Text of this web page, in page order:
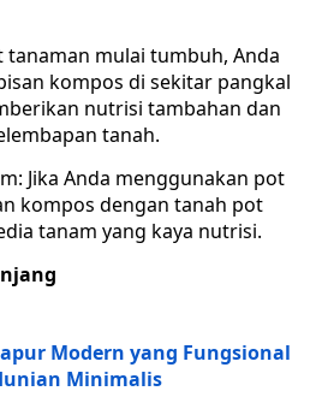
tanaman mulai tumbuh, Anda
kompos di sekitar pangkal
nutrisi tambahan dan
tanah.
Jika Anda menggunakan pot
kompos dengan tanah pot
tanam yang kaya nutrisi.
Modern yang Fungsional
Minimalis